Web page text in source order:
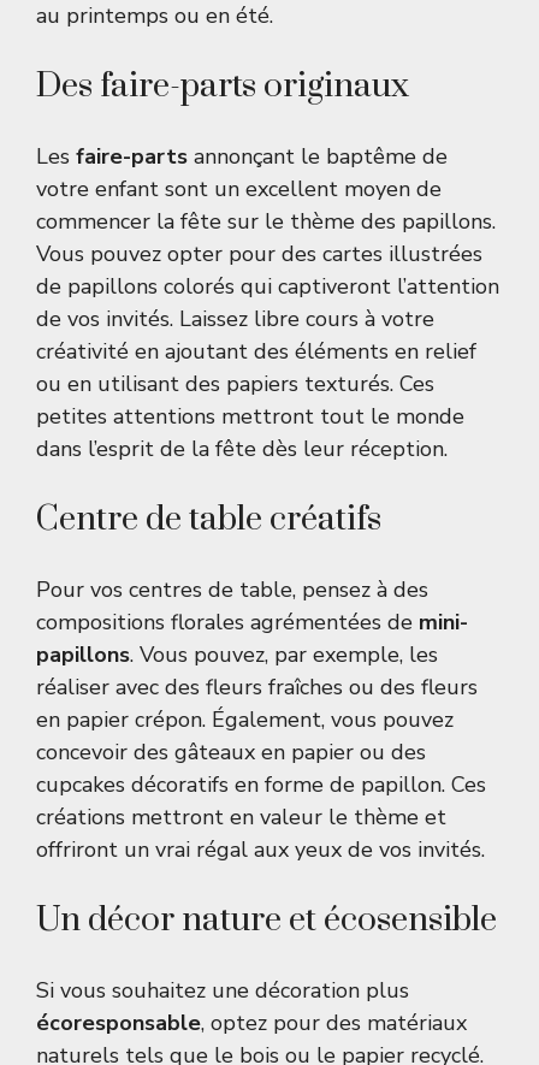
au printemps ou en été.
Des faire-parts originaux
Les faire-parts annonçant le baptême de
votre enfant sont un excellent moyen de
commencer la fête sur le thème des papillons.
Vous pouvez opter pour des cartes illustrées
de papillons colorés qui captiveront l’attention
de vos invités. Laissez libre cours à votre
créativité en ajoutant des éléments en relief
ou en utilisant des papiers texturés. Ces
petites attentions mettront tout le monde
dans l’esprit de la fête dès leur réception.
Centre de table créatifs
Pour vos centres de table, pensez à des
compositions florales agrémentées de mini-
papillons. Vous pouvez, par exemple, les
réaliser avec des fleurs fraîches ou des fleurs
en papier crépon. Également, vous pouvez
concevoir des gâteaux en papier ou des
cupcakes décoratifs en forme de papillon. Ces
créations mettront en valeur le thème et
offriront un vrai régal aux yeux de vos invités.
Un décor nature et écosensible
Si vous souhaitez une décoration plus
écoresponsable, optez pour des matériaux
naturels tels que le bois ou le papier recyclé.